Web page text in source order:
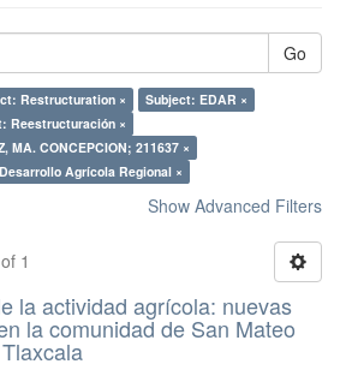
Go
Restructuration ×
Subject: EDAR ×
Reestructuración ×
MA. CONCEPCION; 211637 ×
Agrícola Regional ×
Show Advanced Filters
1
la actividad agrícola: nuevas
la comunidad de San Mateo